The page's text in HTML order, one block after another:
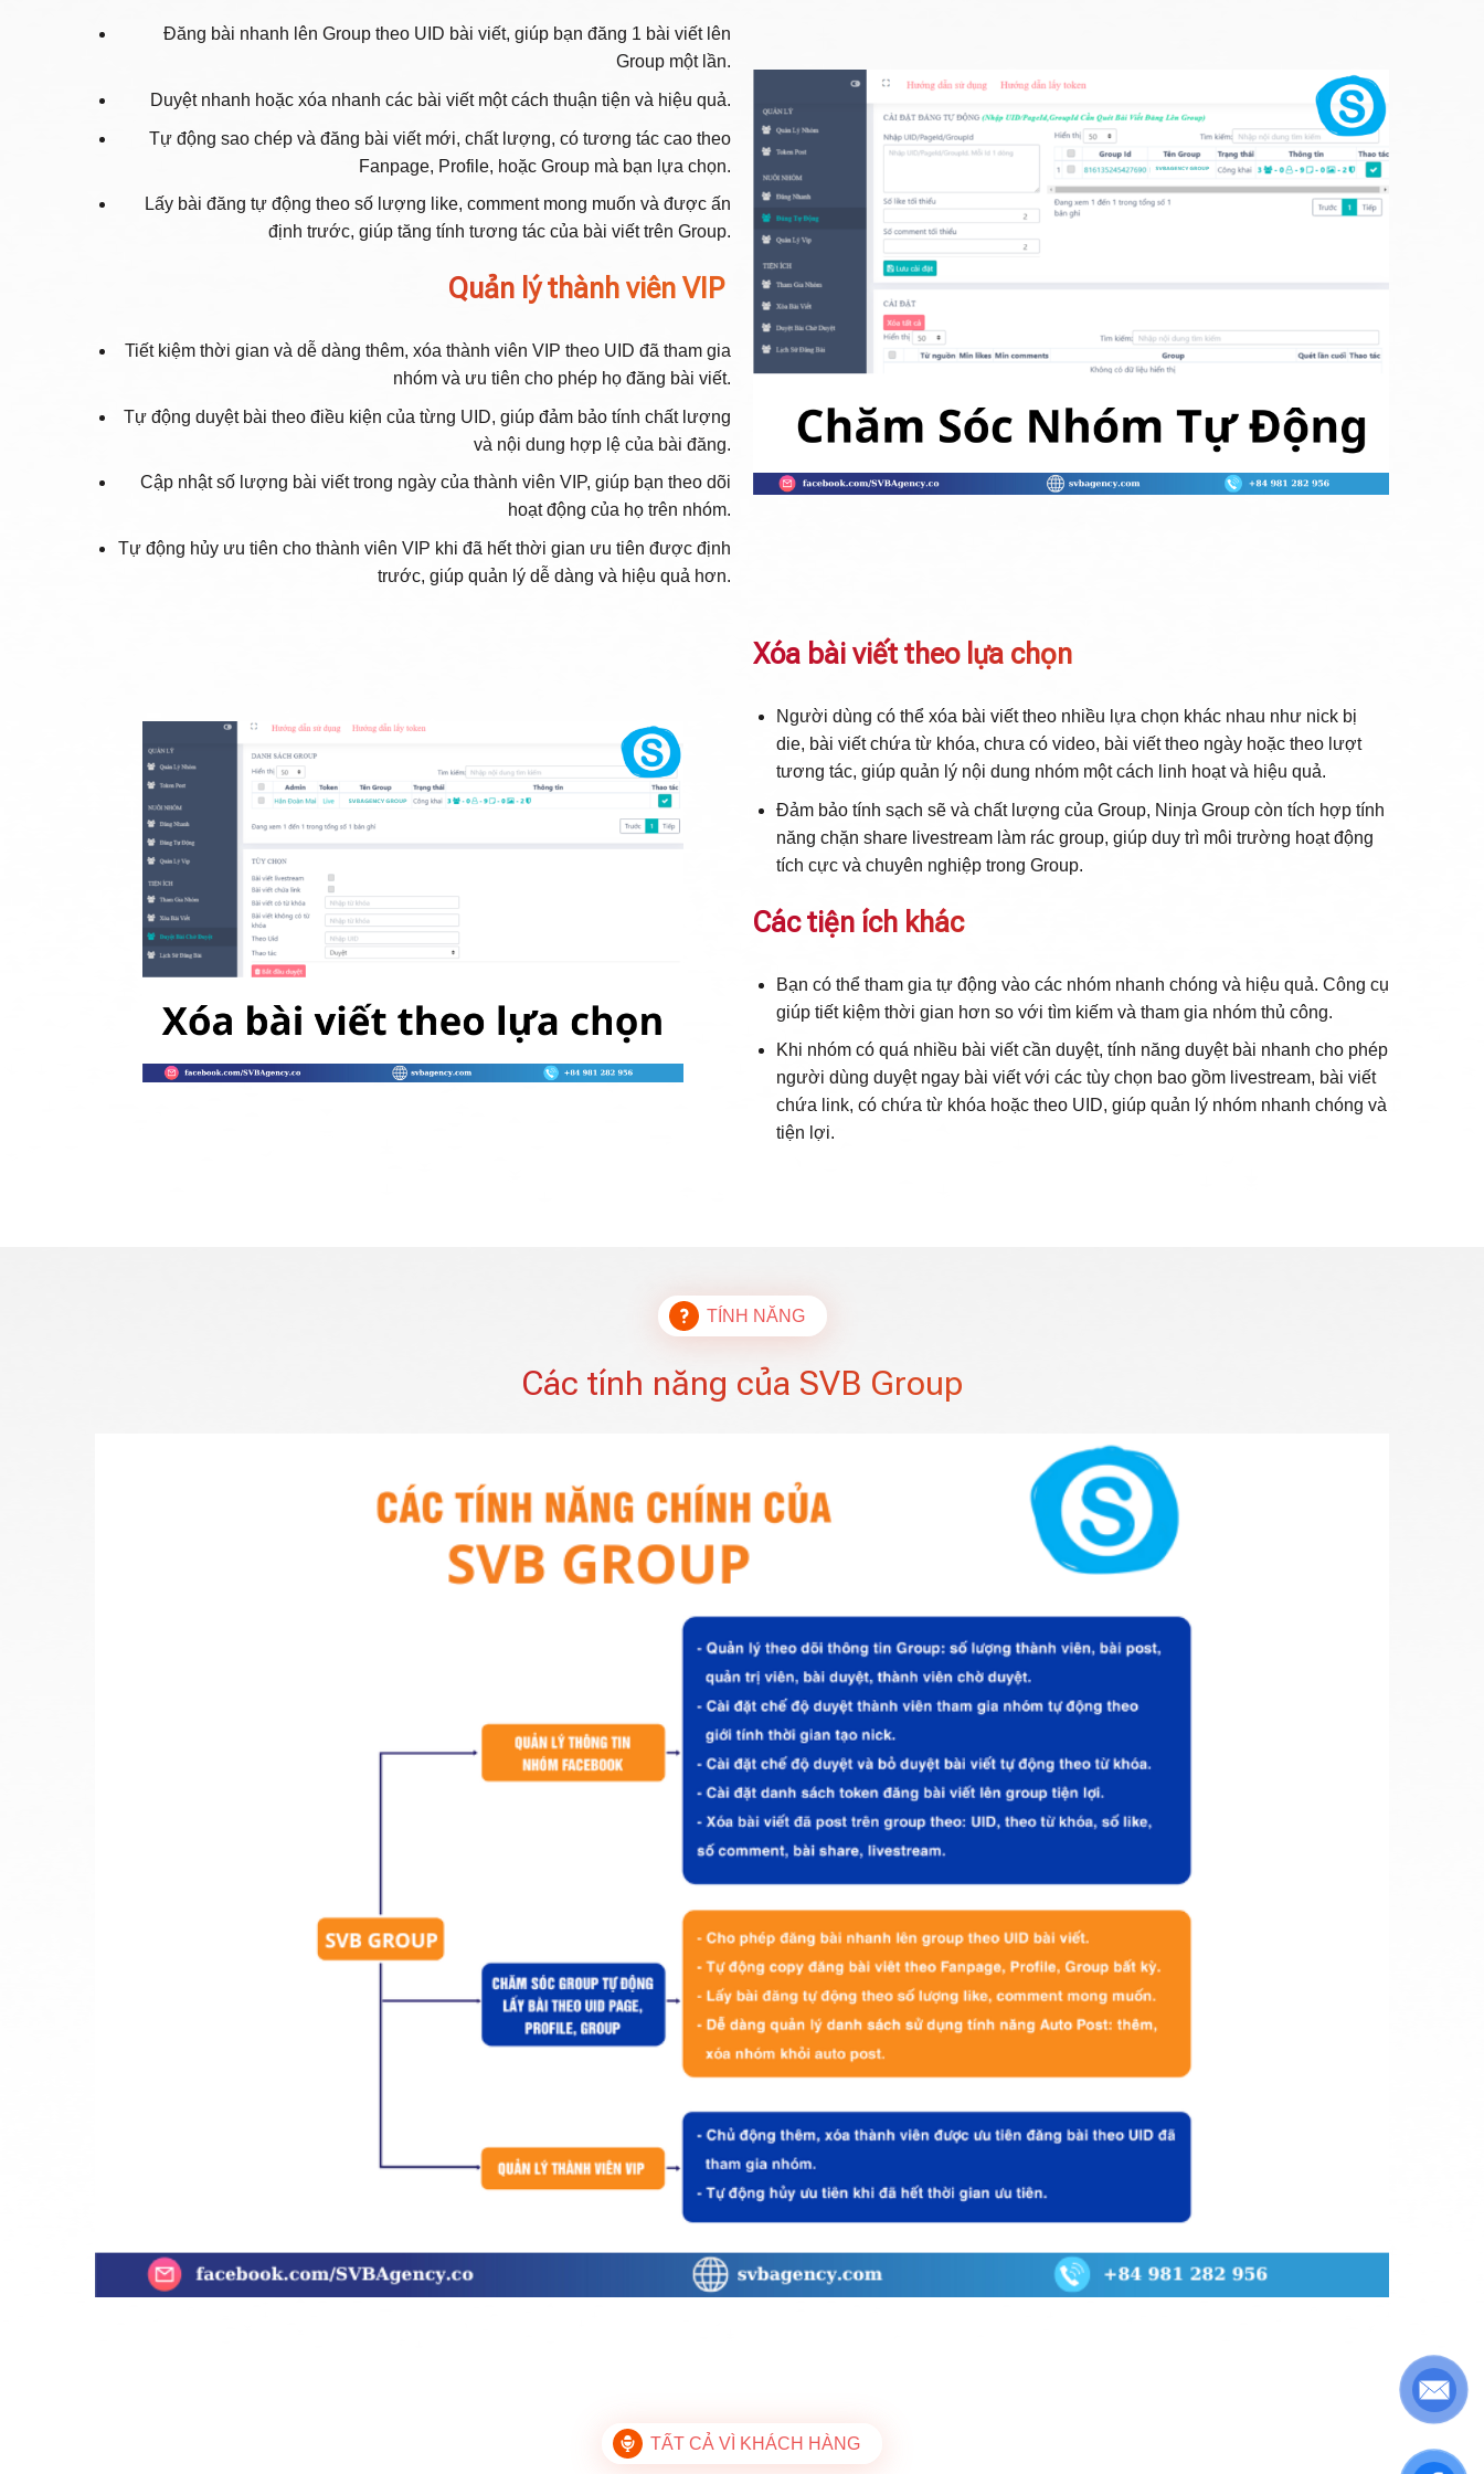
Đăng bài nhanh lên Group theo UID bài viết, giúp bạn đăng 1 bài viết lên
Group một lần.
Duyệt nhanh hoặc xóa nhanh các bài viết một cách thuận tiện và hiệu quả.
Tự động sao chép và đăng bài viết mới, chất lượng, có tương tác cao theo
Fanpage, Profile, hoặc Group mà bạn lựa chọn.
Lấy bài đăng tự động theo số lượng like, comment mong muốn và được ấn
định trước, giúp tăng tính tương tác của bài viết trên Group.
Quản lý thành viên VIP
Tiết kiệm thời gian và dễ dàng thêm, xóa thành viên VIP theo UID đã tham gia
nhóm và ưu tiên cho phép họ đăng bài viết.
Tự động duyệt bài theo điều kiện của từng UID, giúp đảm bảo tính chất lượng
và nội dung hợp lệ của bài đăng.
Cập nhật số lượng bài viết trong ngày của thành viên VIP, giúp bạn theo dõi
hoạt động của họ trên nhóm.
Tự động hủy ưu tiên cho thành viên VIP khi đã hết thời gian ưu tiên được định
trước, giúp quản lý dễ dàng và hiệu quả hơn.
Xóa bài viết theo lựa chọn
Người dùng có thể xóa bài viết theo nhiều lựa chọn khác nhau như nick bị
die, bài viết chứa từ khóa, chưa có video, bài viết theo ngày hoặc theo lượt
tương tác, giúp quản lý nội dung nhóm một cách linh hoạt và hiệu quả.
Đảm bảo tính sạch sẽ và chất lượng của Group, Ninja Group còn tích hợp tính
năng chặn share livestream làm rác group, giúp duy trì môi trường hoạt động
tích cực và chuyên nghiệp trong Group.
Các tiện ích khác
Bạn có thể tham gia tự động vào các nhóm nhanh chóng và hiệu quả. Công cụ
giúp tiết kiệm thời gian hơn so với tìm kiếm và tham gia nhóm thủ công.
Khi nhóm có quá nhiều bài viết cần duyệt, tính năng duyệt bài nhanh cho phép
người dùng duyệt ngay bài viết với các tùy chọn bao gồm livestream, bài viết
chứa link, có chứa từ khóa hoặc theo UID, giúp quản lý nhóm nhanh chóng và
tiện lợi.
TÍNH NĂNG
Các tính năng của SVB Group
TẤT CẢ VÌ KHÁCH HÀNG